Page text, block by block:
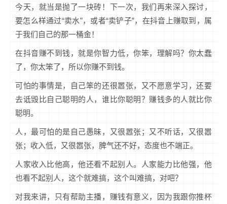
今天，就当是抛了一块砖！下一次，我们再来深入探讨，
要怎么样通过“卖水”，或者“卖铲子”，在抖音上赚取到，属
于我们自己的那一桶金！
在抖音赚不到钱，就是你智力低，你笨，理解吗？你太蠢
了，你太笨了，所以你赚不到钱。
可怕的事情是，自己笨的还很嚣张，又不愿意学习，还要
去诋毁比自己聪明的人，谁比你聪明？赚钱多的人就比你
聪明。
人，最可怕的是自己愚昧，又很嚣张；又不听话，又很嚣
张；收入低，又很嚣张，脾气还不好，态度也不端正。
人家收入比他高，他还看不起别人。人家能力比他强，他
也看不起别人，这个就难搞，这个叫难搞，对吧？
对我来讲，只有帮助主播，赚钱有意义，因为我跟你推杯